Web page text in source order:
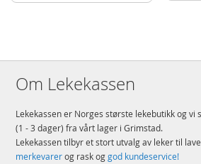
Om Lekekassen
Lekekassen er Norges største lekebutikk og vi
(1 - 3 dager) fra vårt lager i Grimstad.
Lekekassen tilbyr et stort utvalg av leker til
merkevarerog rask oggod kundeservice!